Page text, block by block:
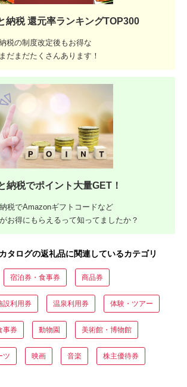
納税 還元率ランキングTOP300
税の制度改定後もお得な
だまだたくさんあります！
納税でポイント大量GET！
税でAmazonギフトコードなど
お得にもらえるって知ってましたか？
タログの返礼品に関連しているカテゴリ
宿泊券・食事券 商品券
設利用券 温泉利用券 体験・ツアー
事券 動物園 美術館・博物館
ツ 映画 音楽 株主優待券